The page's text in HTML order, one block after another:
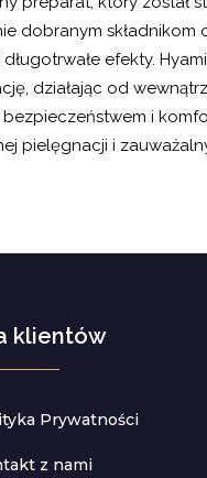
dobranym
efekty.
działając od
i
pielęgnacji i
klientów
Prywatności
z nami